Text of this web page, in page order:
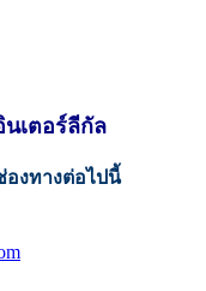
เตอร์ลีกัล
องทางต่อไปนี้